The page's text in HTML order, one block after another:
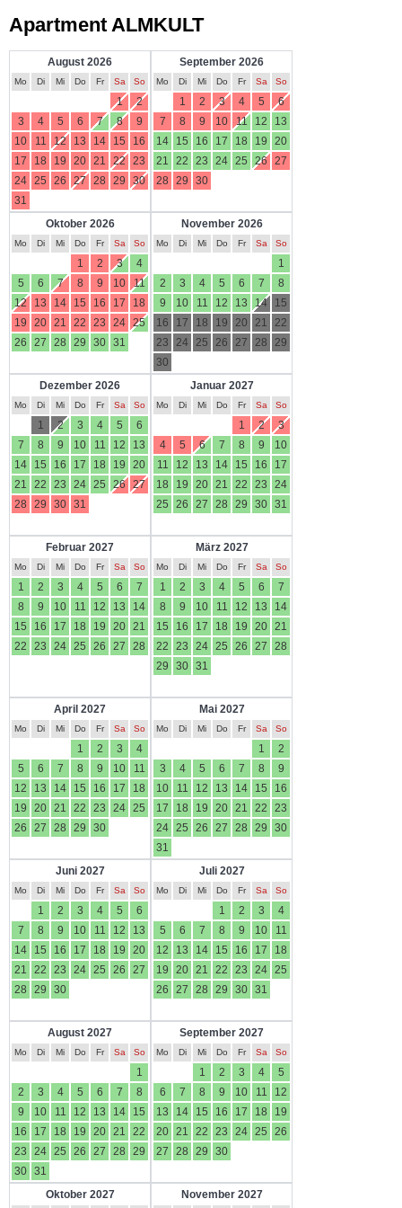
Apartment ALMKULT
August 2026
Mo Di Mi Do Fr Sa So
1
2
3
4 5 6 7 8
9
10
11 12 13 14 15
16
17
18 19 20 21 22
23
24 25 26 27 28 29
30
31
September 2026
Mo Di Mi Do Fr Sa So
1 2 3 4 5
6
7
8 9 10 11 12
13
14
15 16 17 18 19
20
21
22 23 24 25 26
27
28 29 30
Oktober 2026
Mo Di Mi Do Fr Sa So
1 2 3
4
5
6 7 8 9 10
11
12
13 14 15 16 17
18
19
20 21 22 23 24 25
26
27 28 29 30 31
November 2026
Mo Di Mi Do Fr Sa So
1
2
3 4 5 6 7
8
9
10 11 12 13 14
15
16
17 18 19 20 21
22
23
24 25 26 27 28
29
30
Dezember 2026
Mo Di Mi Do Fr Sa So
1 2 3 4 5
6
7
8 9 10 11 12
13
14
15 16 17 18 19
20
21
22 23 24 25 26
27
28 29 30 31
Januar 2027
Mo Di Mi Do Fr Sa So
1 2
3
4
5 6 7 8 9
10
11
12 13 14 15 16
17
18
19 20 21 22 23
24
25
26 27 28 29 30 31
Februar 2027
Mo Di Mi Do Fr Sa So
1 2 3 4 5 6
7
8
9 10 11 12 13
14
15
16 17 18 19 20 21
22
23 24 25 26 27 28
März 2027
Mo Di Mi Do Fr Sa So
1 2 3 4 5 6
7
8
9 10 11 12 13
14
15
16 17 18 19 20 21
22
23 24 25 26 27
28
29
30 31
April 2027
Mo Di Mi Do Fr Sa So
1 2 3
4
5
6 7 8 9 10
11
12
13 14 15 16 17
18
19
20 21 22 23 24 25
26
27 28 29 30
Mai 2027
Mo Di Mi Do Fr Sa So
1
2
3
4 5 6 7 8
9
10
11 12 13 14 15
16
17
18 19 20 21 22
23
24 25 26 27 28 29
30
31
Juni 2027
Mo Di Mi Do Fr Sa So
1 2 3 4 5
6
7
8 9 10 11 12
13
14
15 16 17 18 19
20
21
22 23 24 25 26
27
28
29 30
Juli 2027
Mo Di Mi Do Fr Sa So
1 2 3
4
5
6 7 8 9 10
11
12
13 14 15 16 17
18
19
20 21 22 23 24 25
26
27 28 29 30 31
August 2027
Mo Di Mi Do Fr Sa So
1
2
3 4 5 6 7
8
9
10 11 12 13 14
15
16
17 18 19 20 21
22
23
24 25 26 27 28
29
30 31
September 2027
Mo Di Mi Do Fr Sa So
1 2 3 4
5
6
7 8 9 10 11
12
13
14 15 16 17 18
19
20 21 22 23 24 25
26
27
28 29 30
Oktober 2027 November 2027